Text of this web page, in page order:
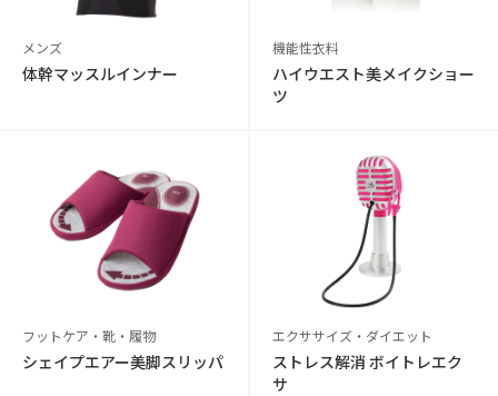
メンズ
体幹マッスルインナー
機能性衣料
ハイウエスト美メイクショー
ツ
フットケア・靴・履物
シェイプエアー美脚スリッパ
エクササイズ・ダイエット
ストレス解消 ボイトレエク
サ